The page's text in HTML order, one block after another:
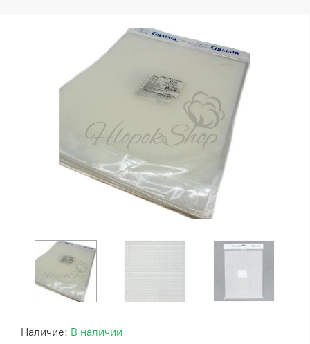
Наличие: В наличии